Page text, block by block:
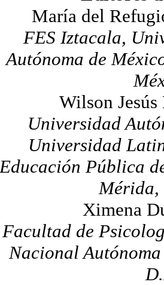
María del
FES Iztacala,
Autónoma de
Wilson
Universidad
Universidad
Educación Pública
Mérida,
Ximena
Facultad de
Nacional